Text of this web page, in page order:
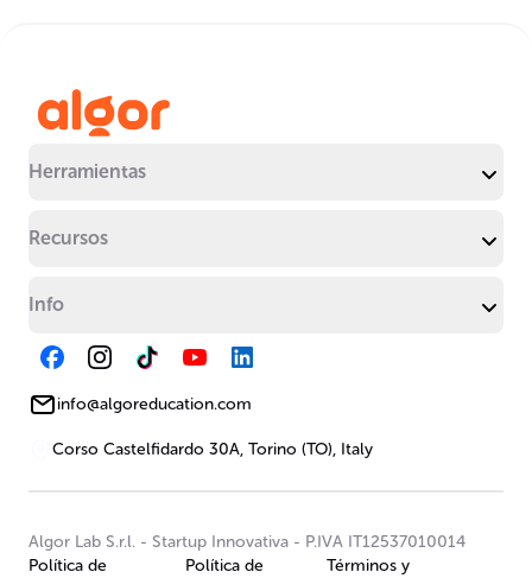
Herramientas
Recursos
Info
info@algoreducation.com
Corso Castelfidardo 30A, Torino (TO), Italy
Algor Lab S.r.l. - Startup Innovativa - P.IVA IT12537010014
Política de
Política de Términos y